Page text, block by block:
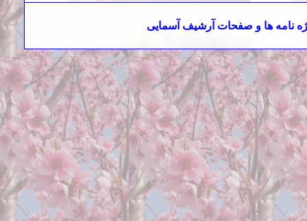
نامه ها و صفحات آرشیف آسمایی